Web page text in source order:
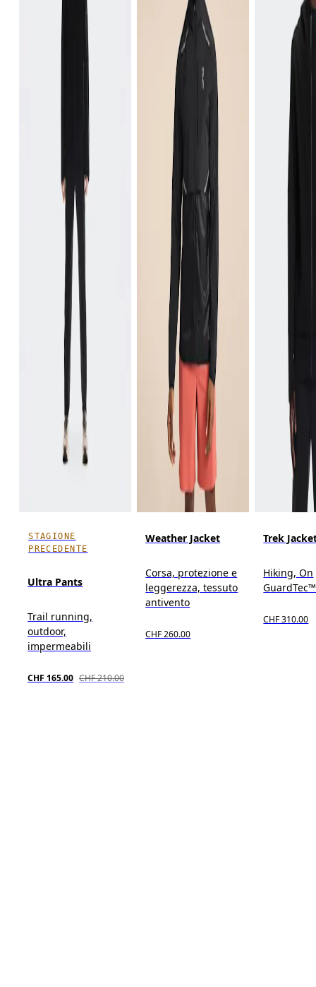
STAGIONE
PRECEDENTE
Ultra Pants
Trail running,
outdoor,
impermeabili
CHF 165.00 CHF 210.00
Weather Jacket
Corsa, protezione e
leggerezza, tessuto
antivento
CHF 260.00
Trek
Hiking, On
CHF 310.00